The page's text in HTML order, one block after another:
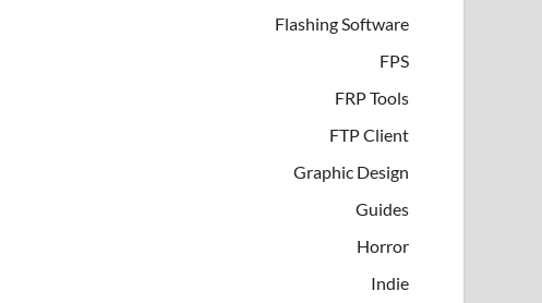
Flashing Software
FPS
FRP Tools
FTP Client
Graphic Design
Guides
Horror
Indie